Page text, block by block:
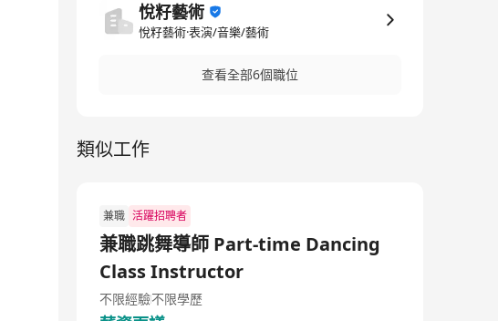
悅籽藝術
悅籽藝術·表演/音樂/藝術
查看全部6個職位
類似工作
兼職 活躍招聘者
兼職跳舞導師 Part-time Dancing
Class Instructor
不限經驗不限學歷